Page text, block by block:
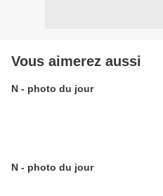
Vous aimerez aussi
N - photo du jour
N - photo du jour